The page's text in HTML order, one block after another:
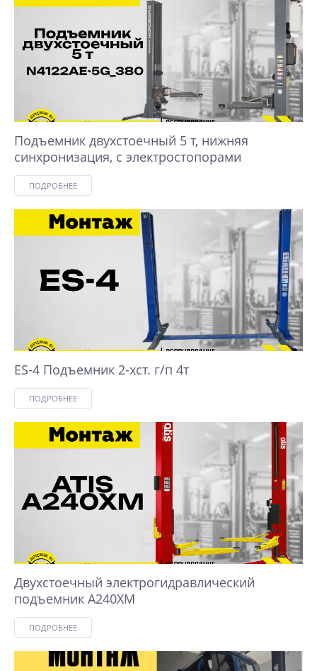
Подъемник двухстоечный 5 т, нижняя
синхронизация, с электростопорами
ПОДРОБНЕЕ
ES-4 Подъемник 2-хст. г/п 4т
ПОДРОБНЕЕ
Двухстоечный электрогидравлический
подъемник A240XM
ПОДРОБНЕЕ